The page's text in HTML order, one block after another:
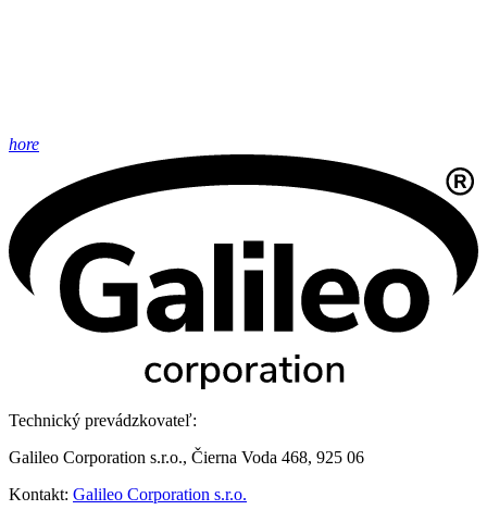
hore
Technický prevádzkovateľ:
Galileo Corporation s.r.o., Čierna Voda 468, 925 06
Kontakt: Galileo Corporation s.r.o.